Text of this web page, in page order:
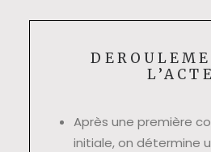
L’ACTE
Après une première
initiale, on détermine